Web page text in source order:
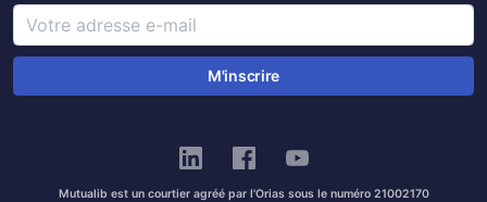
M'inscrire
Mutualib est un courtier agréé par l'Orias sous le numéro 21002170